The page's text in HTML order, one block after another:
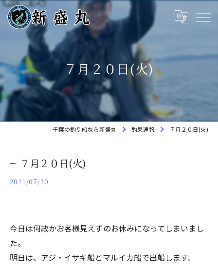
７月２０日(火)
千葉の釣り船なら新盛丸 釣果速報 ７月２０日(火)
７月２０日(火)
2021/07/20
今日は何故かお客様見えずのお休みになってしまいまし
た。
明日は、アジ・イサキ船とマルイカ船で出船します。